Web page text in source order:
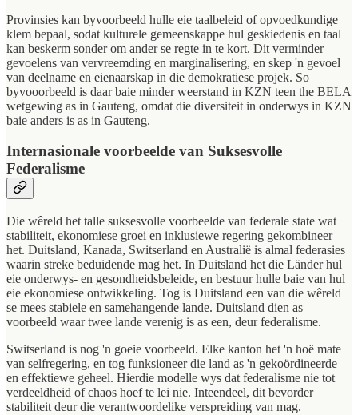
Provinsies kan byvoorbeeld hulle eie taalbeleid of opvoedkundige
klem bepaal, sodat kulturele gemeenskappe hul geskiedenis en taal
kan beskerm sonder om ander se regte in te kort. Dit verminder
gevoelens van vervreemding en marginalisering, en skep 'n gevoel
van deelname en eienaarskap in die demokratiese projek. So
byvooorbeeld is daar baie minder weerstand in KZN teen the BELA
wetgewing as in Gauteng, omdat die diversiteit in onderwys in KZN
baie anders is as in Gauteng.
Internasionale voorbeelde van Suksesvolle
Federalisme
Die wêreld het talle suksesvolle voorbeelde van federale state wat
stabiliteit, ekonomiese groei en inklusiewe regering gekombineer
het. Duitsland, Kanada, Switserland en Australië is almal federasies
waarin streke beduidende mag het. In Duitsland het die Länder hul
eie onderwys- en gesondheidsbeleide, en bestuur hulle baie van hul
eie ekonomiese ontwikkeling. Tog is Duitsland een van die wêreld
se mees stabiele en samehangende lande. Duitsland dien as
voorbeeld waar twee lande verenig is as een, deur federalisme.
Switserland is nog 'n goeie voorbeeld. Elke kanton het 'n hoë mate
van selfregering, en tog funksioneer die land as 'n gekoördineerde
en effektiewe geheel. Hierdie modelle wys dat federalisme nie tot
verdeeldheid of chaos hoef te lei nie. Inteendeel, dit bevorder
stabiliteit deur die verantwoordelike verspreiding van mag.